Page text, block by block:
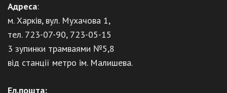
Адреса:
м. Харків, вул. Мухачова 1,
тел. 723-07-90, 723-05-15
3 зупинки трамваями №5,8
від станції метро ім. Малишева.
Ел.пошта: